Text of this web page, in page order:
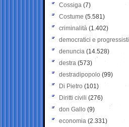
Cossiga (7)
Costume (5.581)
criminalità (1.402)
democratici e progressisti
denuncia (14.528)
destra (573)
destradipopolo (99)
Di Pietro (101)
Diritti civili (276)
don Gallo (9)
economia (2.331)